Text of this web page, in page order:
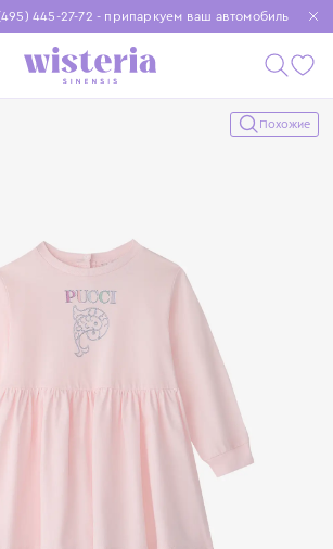
445-27-72 - припаркуем ваш автомобиль
доставка при заказе от 15 000 ₽
чтобы покупки были еще удобнее
Похожие